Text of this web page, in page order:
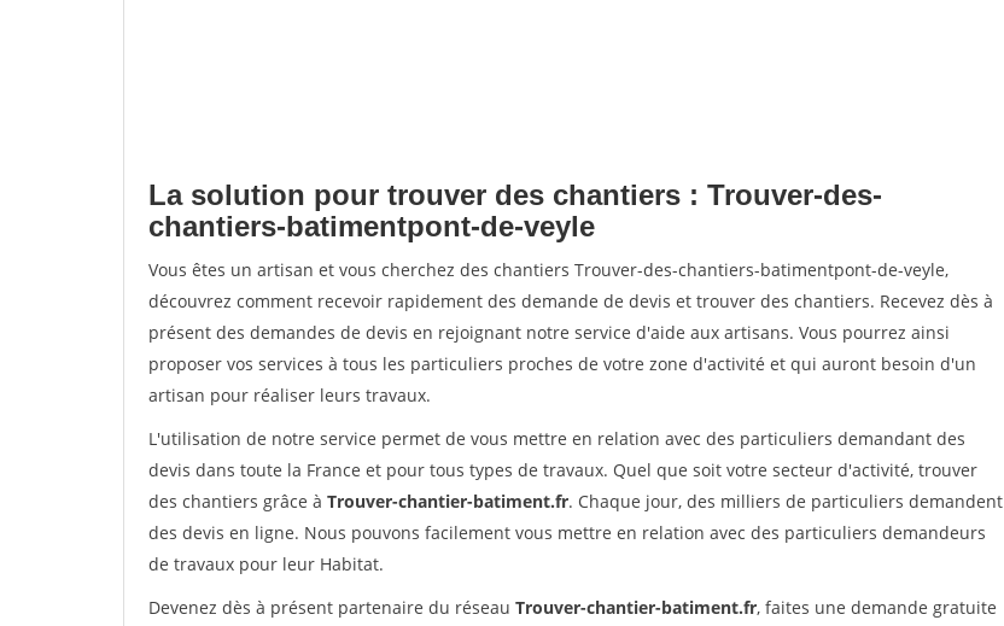
La solution pour trouver des chantiers : Trouver-des-
chantiers-batimentpont-de-veyle
Vous êtes un artisan et vous cherchez des chantiers Trouver-des-chantiers-batimentpont-de-veyle,
découvrez comment recevoir rapidement des demande de devis et trouver des chantiers. Recevez dès à
présent des demandes de devis en rejoignant notre service d'aide aux artisans. Vous pourrez ainsi
proposer vos services à tous les particuliers proches de votre zone d'activité et qui auront besoin d'un
artisan pour réaliser leurs travaux.
L'utilisation de notre service permet de vous mettre en relation avec des particuliers demandant des
devis dans toute la France et pour tous types de travaux. Quel que soit votre secteur d'activité, trouver
des chantiers grâce à Trouver-chantier-batiment.fr. Chaque jour, des milliers de particuliers demandent
des devis en ligne. Nous pouvons facilement vous mettre en relation avec des particuliers demandeurs
de travaux pour leur Habitat.
Devenez dès à présent partenaire du réseau Trouver-chantier-batiment.fr, faites une demande gratuite